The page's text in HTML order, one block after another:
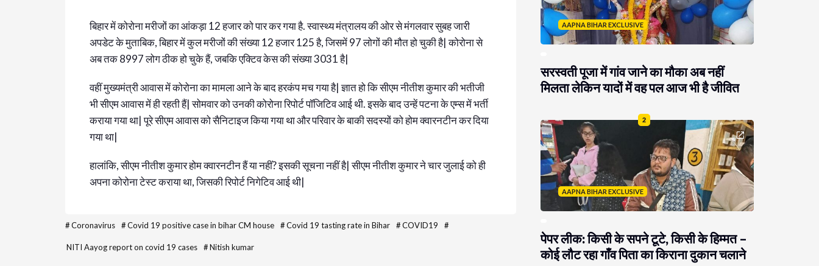
बिहार में कोरोना मरीजों का आंकड़ा 12 हजार को पार कर गया है. स्वास्थ्य मंत्रालय की ओर से मंगलवार सुबह जारी
अपडेट के मुताबिक, बिहार में कुल मरीजों की संख्या 12 हजार 125 है, जिसमें 97 लोगों की मौत हो चुकी है| कोरोना से
अब तक 8997 लोग ठीक हो चुके हैं, जबकि एक्टिव केस की संख्या 3031 है|
वहीं मुख्यमंत्री आवास में कोरोना का मामला आने के बाद हरकंप मच गया है| ज्ञात हो कि सीएम नीतीश कुमार की भतीजी
भी सीएम आवास में ही रहती हैं| सोमवार को उनकी कोरोना रिपोर्ट पॉजिटिव आई थी. इसके बाद उन्हें पटना के एम्स में भर्ती
कराया गया था| पूरे सीएम आवास को सैनिटाइज किया गया था और परिवार के बाकी सदस्यों को होम क्वारनटीन कर दिया
गया था|
हालांकि, सीएम नीतीश कुमार होम क्वारनटीन हैं या नहीं? इसकी सूचना नहीं है| सीएम नीतीश कुमार ने चार जुलाई को ही
अपना कोरोना टेस्ट कराया था, जिसकी रिपोर्ट निगेटिव आई थी|
#Coronavirus #Covid 19 positive case in bihar CM house #Covid 19 tasting rate in Bihar #COVID19 #
NITI Aayog report on covid 19 cases #Nitish kumar
AAPNA BIHAR EXCLUSIVE
सरस्वती पूजा में गांव जाने का मौका अब नहीं
मिलता लेकिन यादों में वह पल आज भी है जीवित
2
AAPNA BIHAR EXCLUSIVE
पेपर लीक: किसी के सपने टूटे, किसी के हिम्मत –
कोई लौट रहा गाँव पिता का किराना दुकान चलाने